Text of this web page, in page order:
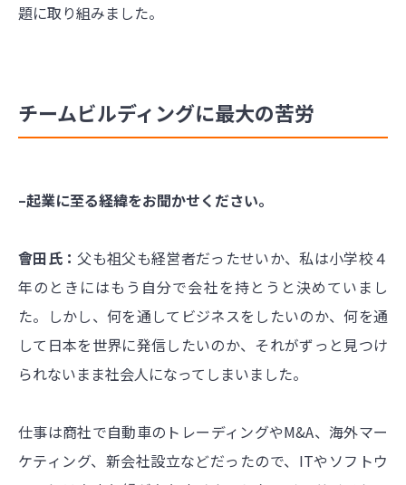
題に取り組みました。
チームビルディングに最大の苦労
–起業に至る経緯をお聞かせください。
會田氏： 父も祖父も経営者だったせいか、私は小学校４
年のときにはもう自分で会社を持とうと決めていまし
た。しかし、何を通してビジネスをしたいのか、何を通
して日本を世界に発信したいのか、それがずっと見つけ
られないまま社会人になってしまいました。
仕事は商社で自動車のトレーディングやM&A、海外マー
ケティング、新会社設立などだったので、ITやソフトウ